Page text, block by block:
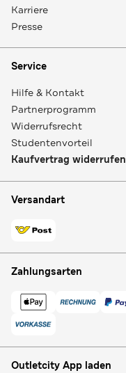
Karriere
Presse
Service
Hilfe & Kontakt
Partnerprogramm
Widerrufsrecht
Studentenvorteil
Kaufvertrag widerrufen
Versandart
Zahlungsarten
Outletcity App laden